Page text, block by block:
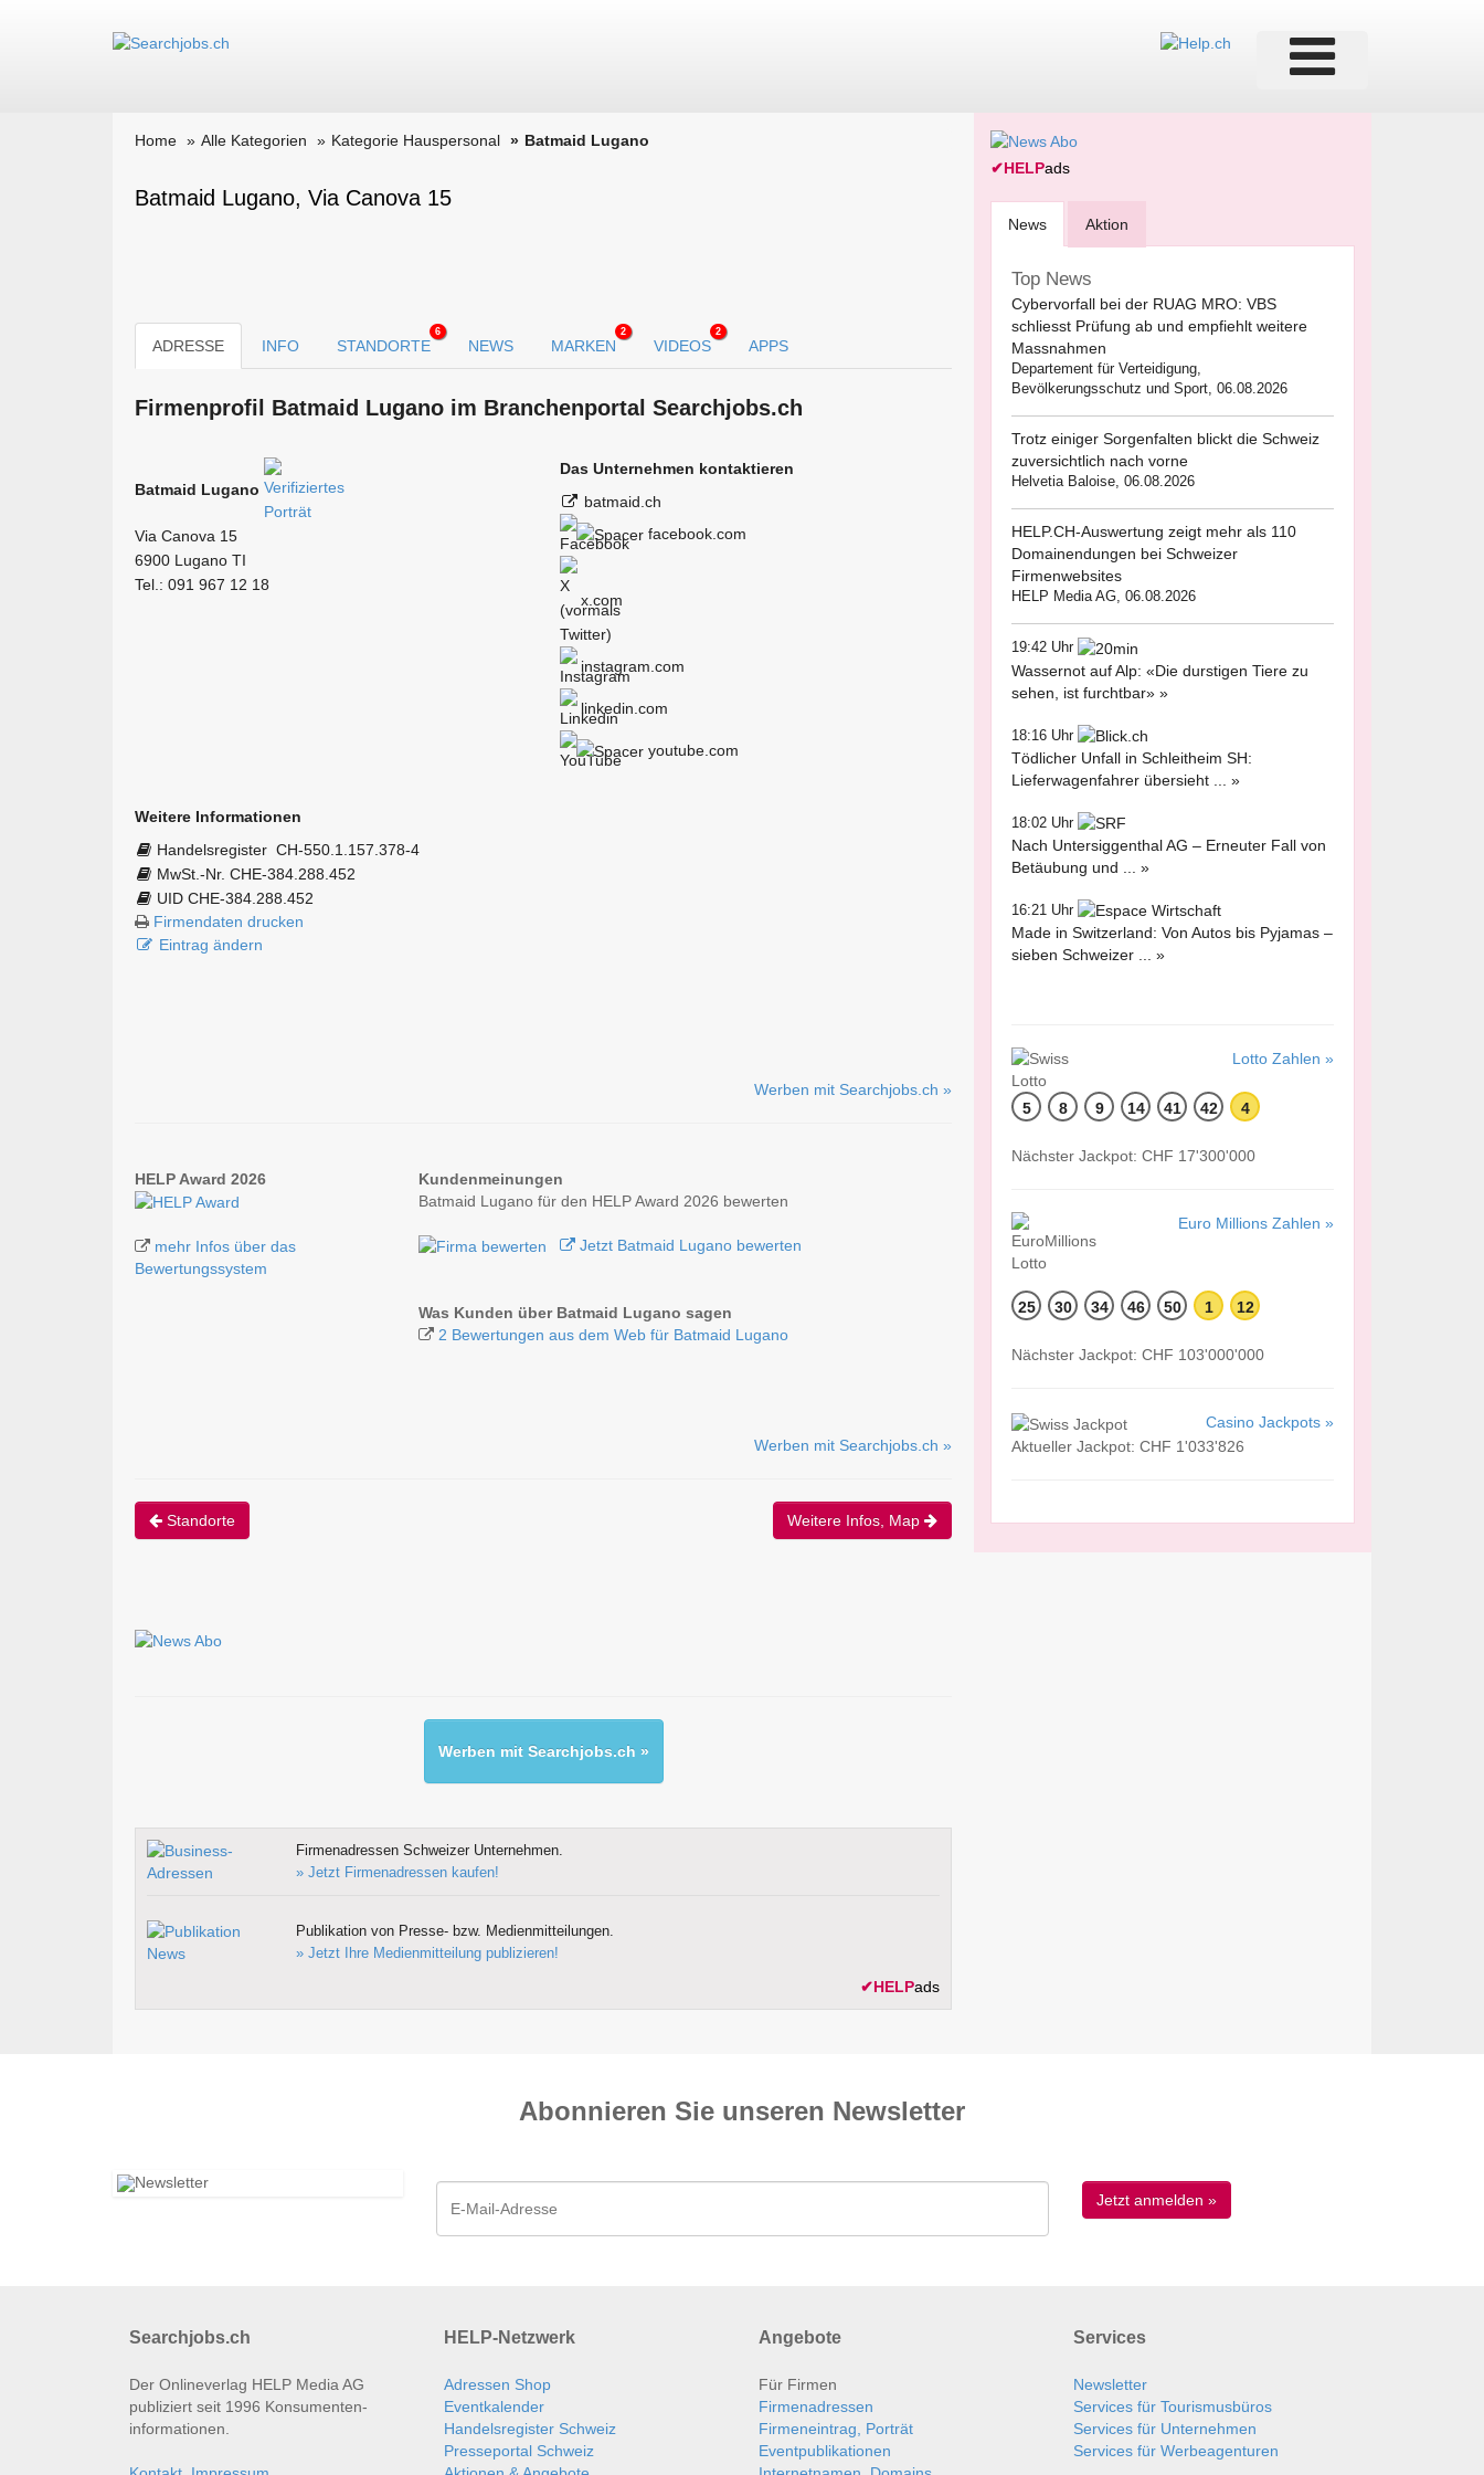
Home Alle Kategorien Kategorie Hauspersonal Batmaid Lugano
Batmaid Lugano, Via Canova 15
ADRESSE INFO STANDORTE
6
NEWS MARKEN
2
VIDEOS
2
APPS
Firmen­profil Batmaid Lugano im Branchen­portal Searchjobs.ch
Batmaid Lugano
Via Canova 15
6900 Lugano TI
Tel.: 091 967 12 18
Das Unternehmen kontaktieren
batmaid.ch
facebook.com
x.com
instagram.com
linkedin.com
youtube.com
Weitere Informationen
Handelsregister CH-550.1.157.378-4
MwSt.-Nr. CHE-384.288.452
UID CHE-384.288.452
Firmendaten drucken
Eintrag ändern
Werben mit Searchjobs.ch »
HELP Award 2026
mehr Infos über das
Bewertungssystem
Kundenmeinungen
Batmaid Lugano für den HELP Award 2026 bewerten
Jetzt Batmaid Lugano bewerten
Was Kunden über Batmaid Lugano sagen
2 Bewertungen aus dem Web für Batmaid Lugano
Werben mit Searchjobs.ch »
Standorte Weitere Infos, Map
Werben mit Searchjobs.ch »
Firmenadressen Schweizer Unternehmen.
» Jetzt Firmenadressen kaufen!
Publikation von Presse- bzw. Medienmitteilungen.
» Jetzt Ihre Medienmitteilung publizieren!
✔HELPads
✔HELPads
News Aktion
Top News
Cybervorfall bei der RUAG MRO: VBS
schliesst Prüfung ab und empfiehlt weitere
Massnahmen
Departement für Verteidigung,
Bevölkerungsschutz und Sport, 06.08.2026
Trotz einiger Sorgenfalten blickt die Schweiz
zuversichtlich nach vorne
Helvetia Baloise, 06.08.2026
HELP.CH-Auswertung zeigt mehr als 110
Domainendungen bei Schweizer
Firmenwebsites
HELP Media AG, 06.08.2026
19:42 Uhr
Wassernot auf Alp: «Die durstigen Tiere zu
sehen, ist furchtbar» »
18:16 Uhr
Tödlicher Unfall in Schleitheim SH:
Lieferwagenfahrer übersieht ... »
18:02 Uhr
Nach Untersiggenthal AG – Erneuter Fall von
Betäubung und ... »
16:21 Uhr
Made in Switzerland: Von Autos bis Pyjamas –
sieben Schweizer ... »
Lotto Zahlen »
5 8 9 14 41 42 4
Nächster Jackpot: CHF 17'300'000
Euro Millions Zahlen »
25 30 34 46 50 1 12
Nächster Jackpot: CHF 103'000'000
Casino Jackpots »
Aktueller Jackpot: CHF 1'033'826
Abonnieren Sie unseren News­letter
Searchjobs.ch
Der Onlineverlag HELP Media AG
publiziert seit 1996 Konsumenten­
informationen.
HELP-Netzwerk
Adressen Shop
Eventkalender
Handelsregister Schweiz
Presseportal Schweiz
Angebote
Für Firmen
Firmenadressen
Firmeneintrag, Porträt
Eventpublikationen
Services
Newsletter
Services für Tourismusbüros
Services für Unternehmen
Services für Werbeagenturen